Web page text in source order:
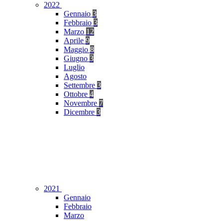
2022
Gennaio 3
Febbraio 3
Marzo 12
Aprile 9
Maggio 8
Giugno 3
Luglio
Agosto
Settembre 3
Ottobre 4
Novembre 7
Dicembre 3
2021
Gennaio
Febbraio
Marzo